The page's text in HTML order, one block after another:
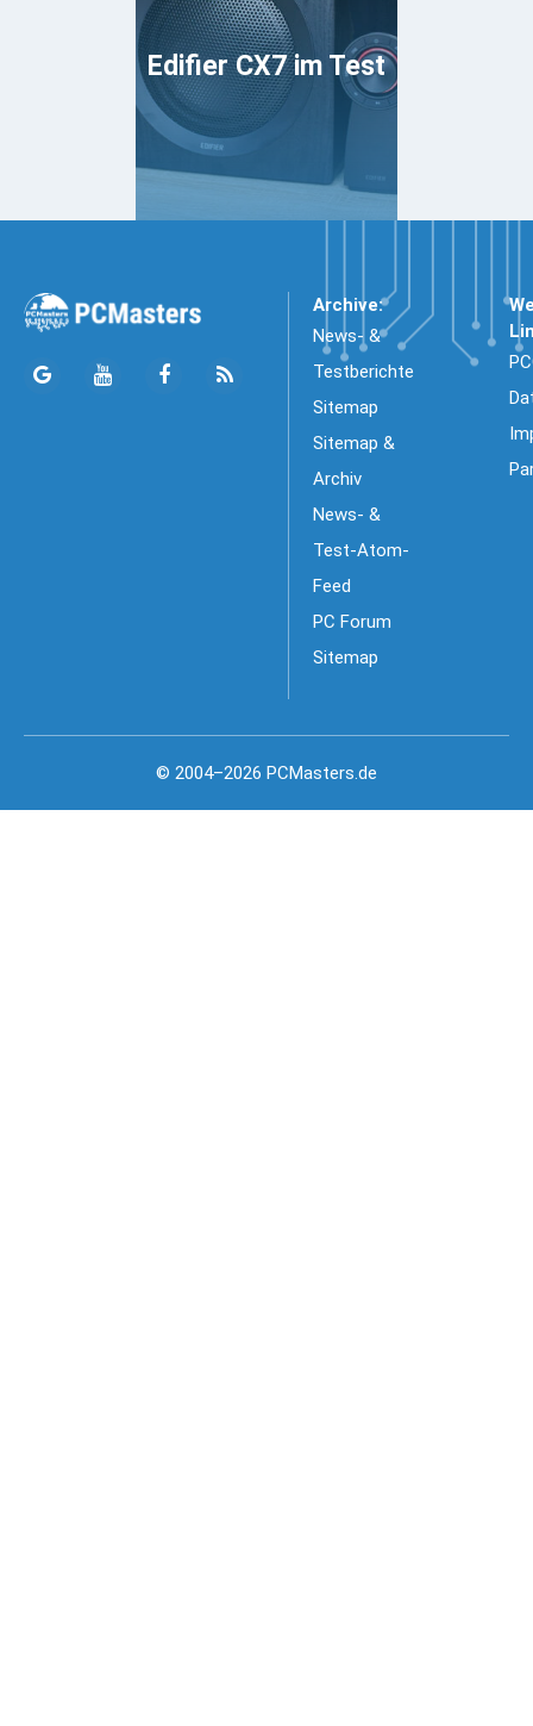
Edifier CX7 im Test
Archive:
News- &
Testberichte
Sitemap
Sitemap &
Archiv
News- &
Test-Atom-
Feed
PC Forum
Sitemap
© 2004–2026 PCMasters.de